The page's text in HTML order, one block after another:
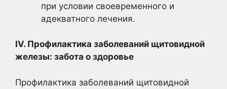
при условии своевременного и
адекватного лечения.
IV. Профилактика заболеваний щитовидной
железы: забота о здоровье
Профилактика заболеваний щитовидной